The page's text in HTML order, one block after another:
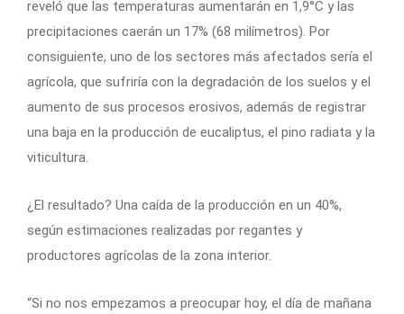
reveló que las temperaturas aumentarán en 1,9°C y las
precipitaciones caerán un 17% (68 milímetros). Por
consiguiente, uno de los sectores más afectados sería el
agrícola, que sufriría con la degradación de los suelos y el
aumento de sus procesos erosivos, además de registrar
una baja en la producción de eucaliptus, el pino radiata y la
viticultura.
¿El resultado? Una caída de la producción en un 40%,
según estimaciones realizadas por regantes y
productores agrícolas de la zona interior.
“Si no nos empezamos a preocupar hoy, el día de mañana